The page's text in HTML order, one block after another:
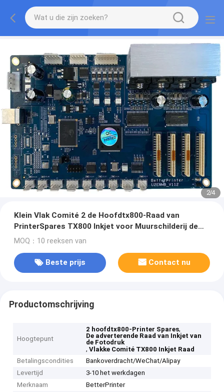
2/4
Klein Vlak Comité 2 de Hoofdtx800-Raad van
PrinterSpares TX800 Inkjet voor Muurschilderij de
Druk van de Reclamefoto
MOQ：10 reeksen van
Beste prijs Contact nu
Productomschrijving
Hoogtepunt
2 hoofdtx800-Printer Spares,
De adverterende Raad van Inkjet van
de Fotodruk
,Vlakke Comité TX800 Inkjet Raad
Betalingscondities
Bankoverdracht/WeChat/Alipay
Levertijd
3-10 het werkdagen
Merknaam
BetterPrinter